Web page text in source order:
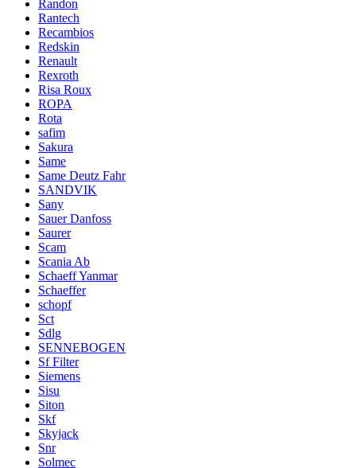
Randon
Rantech
Recambios
Redskin
Renault
Rexroth
Risa Roux
ROPA
Rota
safim
Sakura
Same
Same Deutz Fahr
SANDVIK
Sany
Sauer Danfoss
Saurer
Scam
Scania Ab
Schaeff Yanmar
Schaeffer
schopf
Sct
Sdlg
SENNEBOGEN
Sf Filter
Siemens
Sisu
Siton
Skf
Skyjack
Snr
Solmec